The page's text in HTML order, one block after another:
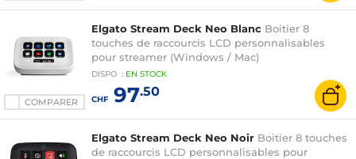
COMPARER
Elgato Stream Deck Neo Blanc Boitier 8
touches de raccourcis LCD personnalisables
pour streamer (Windows / Mac)
DISPO : EN STOCK
CHF97.50
Elgato Stream Deck Neo Noir Boitier 8 touches
de raccourcis LCD personnalisables pour